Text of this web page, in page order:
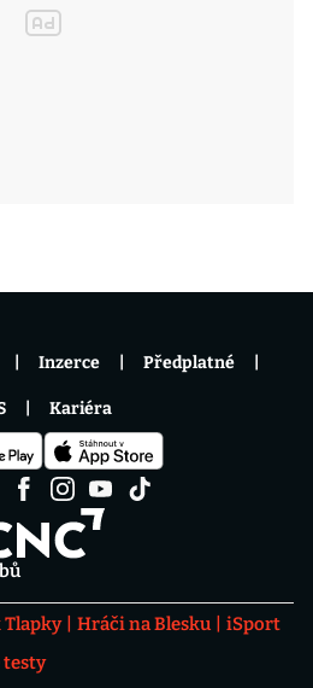
Tlapky Hráči na Blesku
iSport
testy
Inzerce Předplatné
Kariéra